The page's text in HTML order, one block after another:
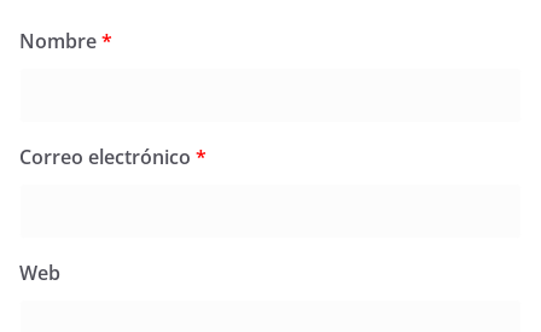
Nombre*
Correo electrónico *
Web